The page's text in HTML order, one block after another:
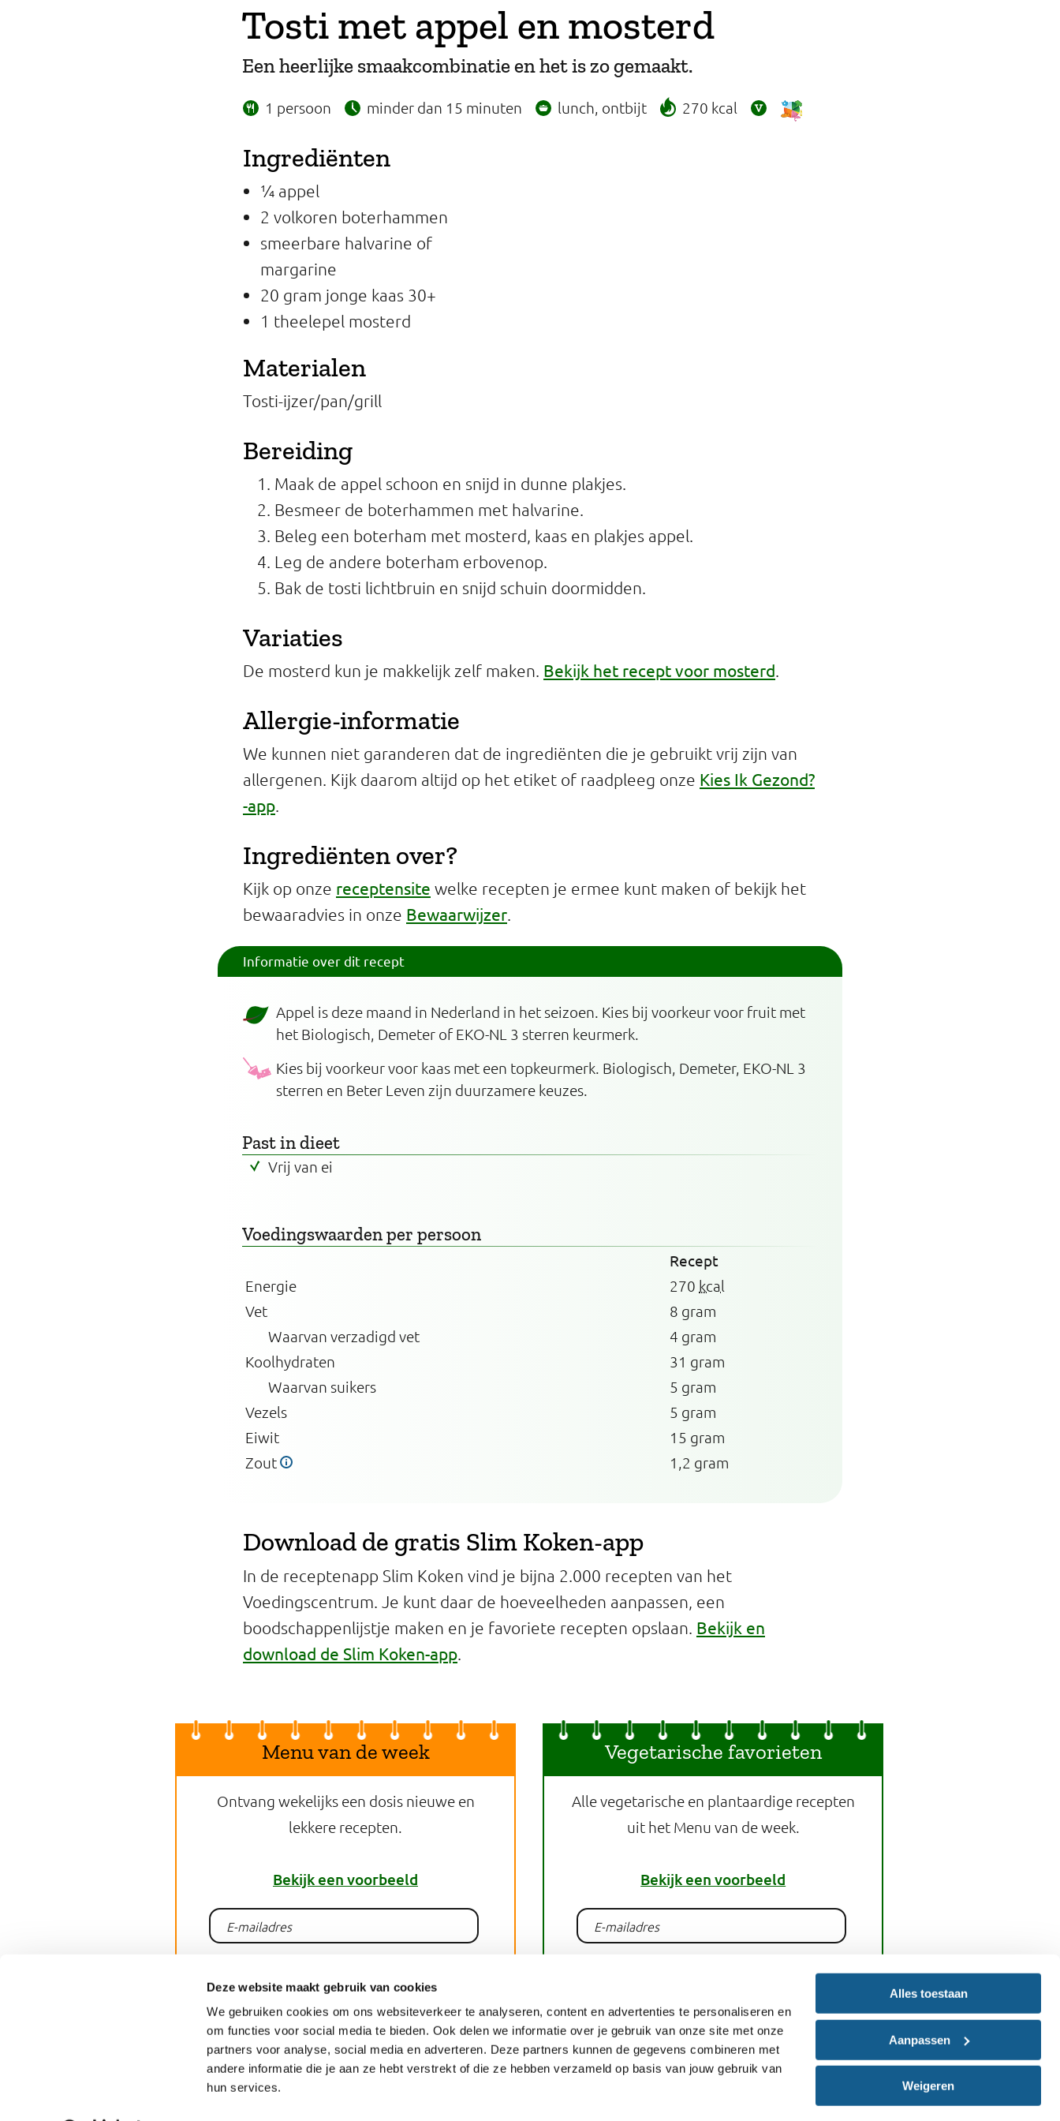
Deze website maakt gebruik van cookies
We gebruiken cookies om ons websiteverkeer te analyseren, content en advertenties te personaliseren en
om functies voor social media te bieden. Ook delen we informatie over je gebruik van onze site met onze
partners voor analyse, social media en adverteren. Deze partners kunnen de gegevens combineren met
andere informatie die je aan ze hebt verstrekt of die ze hebben verzameld op basis van jouw gebruik van
hun services.
Alles toestaan
Aanpassen
Weigeren
Professionals
Onderwijs
Eetomgevingen
Tosti met appel en mosterd
Een heerlijke smaakcombinatie en het is zo gemaakt.
1 persoon minder dan 15 minuten lunch, ontbijt 270 kcal
Ingrediënten
¼ appel
2 volkoren boterhammen
smeerbare halvarine of
margarine
20 gram jonge kaas 30+
1 theelepel mosterd
Materialen
Tosti-ijzer/pan/grill
Bereiding
Maak de appel schoon en snijd in dunne plakjes.
Besmeer de boterhammen met halvarine.
Beleg een boterham met mosterd, kaas en plakjes appel.
Leg de andere boterham erbovenop.
Bak de tosti lichtbruin en snijd schuin doormidden.
Variaties
De mosterd kun je makkelijk zelf maken. Bekijk het recept voor mosterd
Allergie-informatie
We kunnen niet garanderen dat de ingrediënten die je gebruikt vrij zijn van
allergenen. Kijk daarom altijd op het etiket of raadpleeg onze Kies Ik Gezond?
-app
Ingrediënten over?
Kijk op onze receptensite welke recepten je ermee kunt maken of bekijk het
bewaaradvies in onze Bewaarwijzer
Informatie over dit recept
Appel is deze maand in Nederland in het seizoen. Kies bij voorkeur voor fruit met
het Biologisch, Demeter of EKO-NL 3 sterren keurmerk.
Kies bij voorkeur voor kaas met een topkeurmerk. Biologisch, Demeter, EKO-NL 3
sterren en Beter Leven zijn duurzamere keuzes.
Past in dieet
Vrij van ei
Voedingswaardenper persoon
Recept
Energie
270 kcal
Vet
8 gram
Waarvan verzadigd vet
4 gram
Koolhydraten
31 gram
Waarvan suikers
5 gram
Vezels
5 gram
Eiwit
15 gram
Zout
1,2 gram
Download de gratis Slim Koken-app
In de receptenapp Slim Koken vind je bijna 2.000 recepten van het
Voedingscentrum. Je kunt daar de hoeveelheden aanpassen, een
boodschappenlijstje maken en je favoriete recepten opslaan. Bekijk en
download de Slim Koken-app
Menu van de week
Ontvang wekelijks een dosis nieuwe en
lekkere recepten.
Bekijk een voorbeeld
Vegetarische favorieten
Alle vegetarische en plantaardige recepten
uit het Menu van de week.
Bekijk een voorbeeld
Print dit recept
Deel dit recept